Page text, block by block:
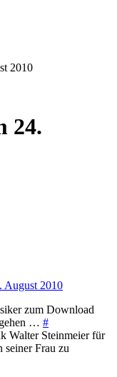
2010
24.
August 2010
zum Download
… #
Walter Steinmeier für
seiner Frau zu